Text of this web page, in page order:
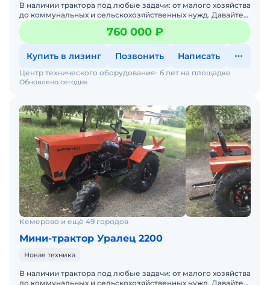
В наличии трактора под любые задачи: от малого хозяйства
до коммунальных и сельскохозяйственных нужд. Давайте
подберем трактор под ваши задачи — просто напи
760 000 ₽
Купить в лизинг Позвонить Написать
Обновлено сегодня
Центр технического оборудования 6 лет на площадке
Кемерово и ещё 49 городов
Мини-трактор Уралец 2200
Новая техника
В наличии трактора под любые задачи: от малого хозяйства
до коммунальных и сельскохозяйственных нужд. Давайте